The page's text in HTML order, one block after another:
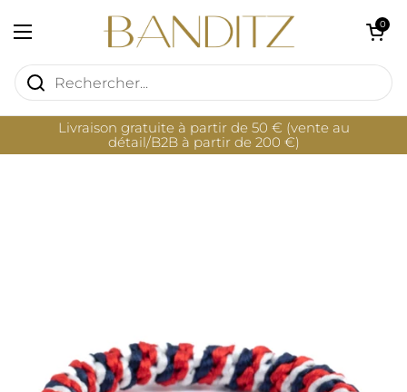
Ouvrir le menu
Ouvrir le
0
Livraison gratuite à partir de 50 € (vente au
détail/B2B à partir de 200 €)